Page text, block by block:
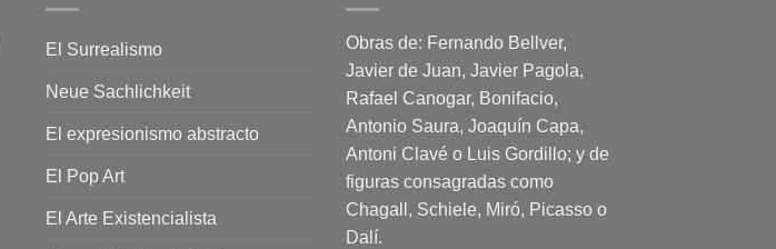
El Surrealismo
Neue Sachlichkeit
El expresionismo abstracto
El Pop Art
El Arte Existencialista
Obras de: Fernando Bellver,
Javier de Juan, Javier Pagola,
Rafael Canogar, Bonifacio,
Antonio Saura, Joaquín Capa,
Antoni Clavé o Luis Gordillo; y de
figuras consagradas como
Chagall, Schiele, Miró, Picasso o
Dalí.